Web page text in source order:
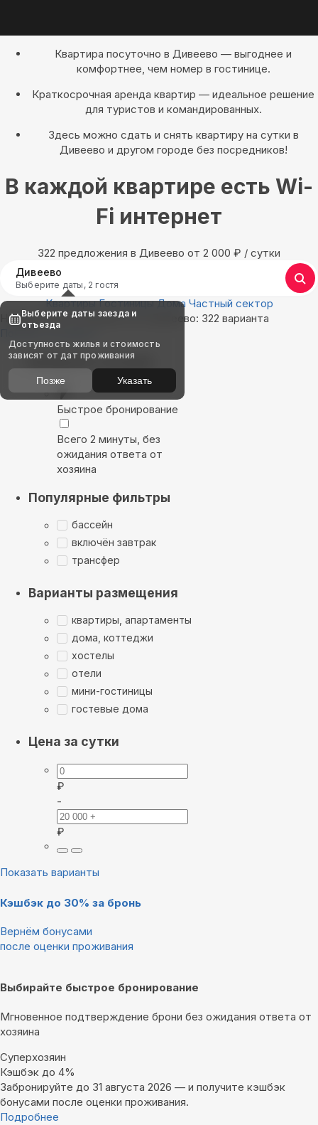
Квартира посуточно в Дивеево — выгоднее и
комфортнее, чем номер в гостинице.
Краткосрочная аренда квартир — идеальное решение
для туристов и командированных.
Здесь можно сдать и снять квартиру на сутки в
Дивеево и другом городе без посредников!
В каждой квартире есть Wi-
Fi интернет
322 предложения в Дивеево oт 2 000 ₽ / сутки
Дивеево
Выберите даты, 2 гостя
Квартиры Гостиницы Дома Частный сектор
Найдём, где остановиться в Дивеево: 322 варианта
Показать на карте
Выбирайте лучшее
Быстрое бронирование
Всего 2 минуты, без
ожидания ответа от
хозяина
Популярные фильтры
бассейн
включён завтрак
трансфер
Варианты размещения
квартиры, апартаменты
дома, коттеджи
хостелы
отели
мини-гостиницы
гостевые дома
Цена за сутки
₽
-
₽
Показать варианты
Кэшбэк до 30% за бронь
Вернём бонусами
после оценки проживания
Выбирайте быстрое бронирование
Мгновенное подтверждение брони без ожидания ответа от
хозяина
Суперхозяин
Кэшбэк до 4%
Забронируйте до 31 августа 2026 — и получите кэшбэк
бонусами после оценки проживания.
Подробнее
Выберите даты заезда и
отъезда
Доступность жилья и стоимость
зависят от дат проживания
Позже Указать